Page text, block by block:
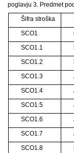
poglavju 3. Predmet
Šifra stroška
SCO1
SCO1.1
SCO1.2
SCO1.3
SCO1.4
SCO1.5
SCO1.6
SCO1.7
SCO1.8